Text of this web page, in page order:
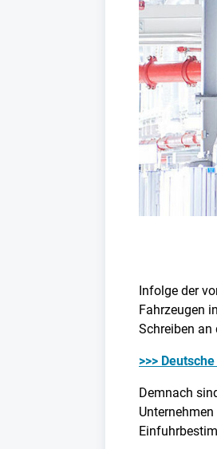
Infolge der
Fahrzeugen
Schreiben an
>>>
Demnach